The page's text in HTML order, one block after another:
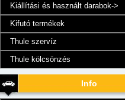
Kiállítási és használt darabok->
Kifutó termékek
Thule szervíz
Thule kölcsönzés
Info